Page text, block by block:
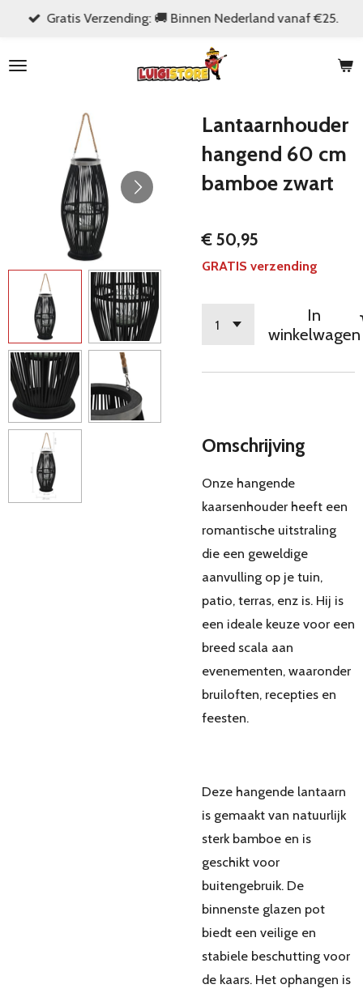
naar
hoofdinhoud
Gratis Verzending: 🚚 Binnen Nederland vanaf €25.
Lantaarnhouder
hangend 60 cm
bamboe zwart
€ 50,95
GRATIS verzending
In
winkelwagen
Omschrijving
Onze hangende
kaarsenhouder heeft een
romantische uitstraling
die een geweldige
aanvulling op je tuin,
patio, terras, enz is. Hij is
een ideale keuze voor een
breed scala aan
evenementen, waaronder
bruiloften, recepties en
feesten.
Deze hangende lantaarn
is gemaakt van natuurlijk
sterk bamboe en is
geschikt voor
buitengebruik. De
binnenste glazen pot
biedt een veilige en
stabiele beschutting voor
de kaars. Het ophangen is